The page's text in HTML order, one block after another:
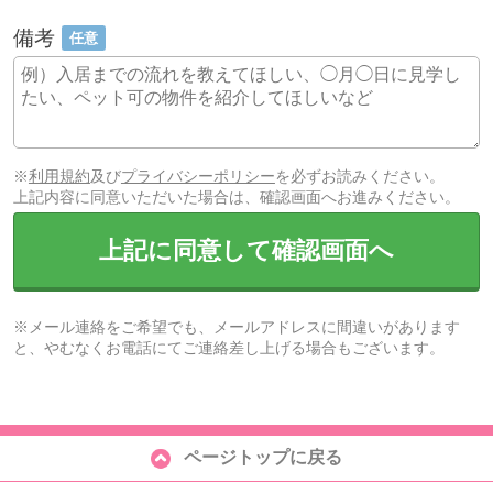
備考 任意
※利用規約及びプライバシーポリシーを必ずお読みください。
上記内容に同意いただいた場合は、確認画面へお進みください。
上記に同意して確認画面へ
※メール連絡をご希望でも、メールアドレスに間違いがあります
と、やむなくお電話にてご連絡差し上げる場合もございます。
ページトップに戻る